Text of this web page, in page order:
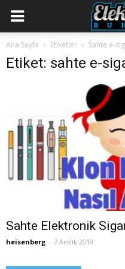
Ana Sayfa Etiketler Sahte e-
Etiket: sahte e-
Sahte Elektronik
heisenberg - 7 Aralık 2018